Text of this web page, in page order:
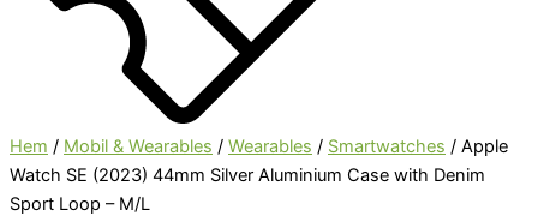
Hem / Mobil & Wearables / Wearables / Smartwatches / Apple
Watch SE (2023) 44mm Silver Aluminium Case with Denim
Sport Loop – M/L